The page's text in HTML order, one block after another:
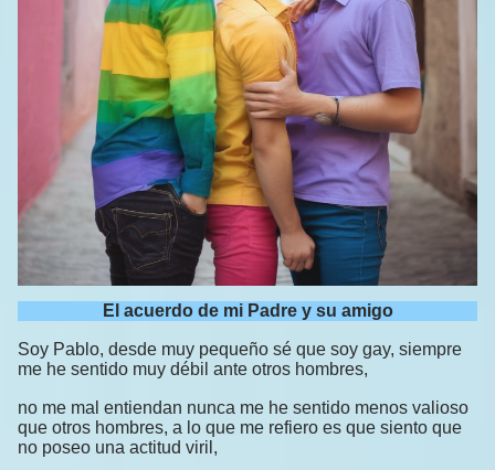
El acuerdo de mi Padre y su amigo
Soy Pablo, desde muy pequeño sé que soy gay, siempre
me he sentido muy débil ante otros hombres,
no me mal entiendan nunca me he sentido menos valioso
que otros hombres, a lo que me refiero es que siento que
no poseo una actitud viril,